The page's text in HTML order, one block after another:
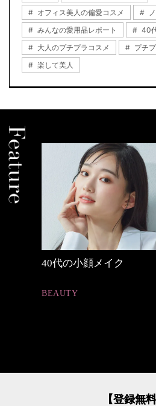
オフィス美人の偏愛コスメ
みんなの愛用品レポート
40
大人のプチプラコスメ
プチ
楽して美人
40代の小顔メイク
BEAUTY
【登録無料